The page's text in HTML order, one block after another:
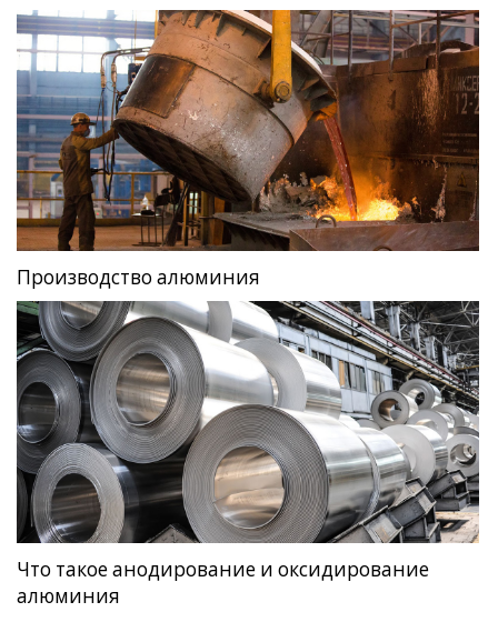
Производство алюминия
Что такое анодирование и оксидирование
алюминия